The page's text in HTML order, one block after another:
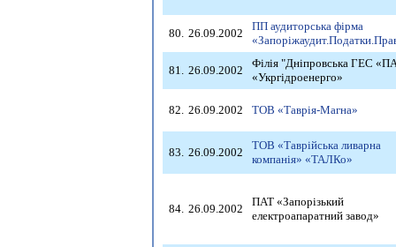
80. 26.09.2002
ПП аудиторська фірма
81. 26.09.2002
Філія "Дніпровська ГЕС
«Укргідроенерго»
82. 26.09.2002 ТОВ «Таврія-Магна»
83. 26.09.2002
ТОВ «Таврійська ливарна
компанія» «ТАЛКо»
84. 26.09.2002
ПАТ «Запорізький
електроапаратний завод»